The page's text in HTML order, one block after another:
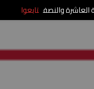
العاشرة والنصف تابعوا